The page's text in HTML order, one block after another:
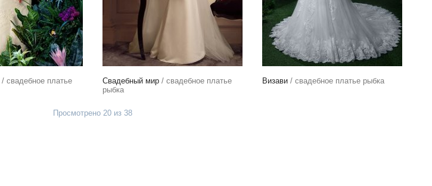
/ свадебное платье
Свадебный мир / свадебное платье
рыбка
Визави / свадебное платье рыбка
Просмотрено 20 из 38